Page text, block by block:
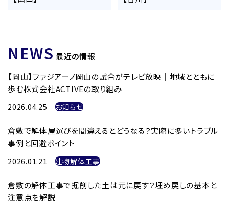
NEWS 最近の情報
【岡山】ファジアーノ岡山の試合がテレビ放映｜地域とともに
歩む株式会社ACTIVEの取り組み
2026.04.25 お知らせ
倉敷で解体屋選びを間違えるとどうなる？実際に多いトラブル
事例と回避ポイント
2026.01.21 建物解体工事
倉敷の解体工事で掘削した土は元に戻す？埋め戻しの基本と
注意点を解説